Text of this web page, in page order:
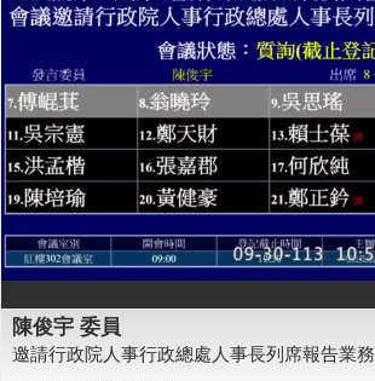
陳俊宇 委員
邀請行政院人事行政總處人事長列席報告業務